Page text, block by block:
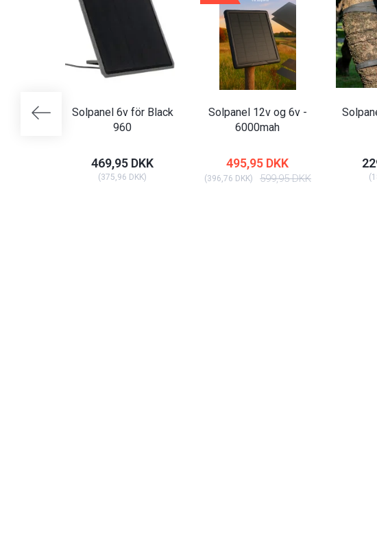
Solpanel 6v för Black
960
469,95 DKK
(375,96 DKK)
Solpanel 12v og 6v -
6000mah
495,95 DKK
(396,76 DKK) 599,95 DKK (